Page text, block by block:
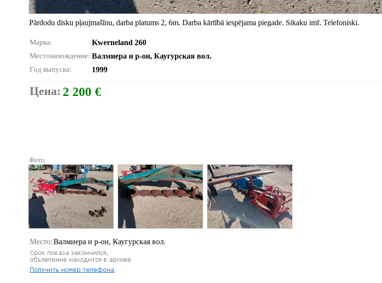
Pārdodu disku pļaujmašīnu, darba platums 2, 6m. Darba kārtībā iespējama piegade. Sikaku imf. Telefoniski.
Марка: Kwerneland 260
Местонахождение: Валмиера и р-он, Каугурская вол.
Год выпуска: 1999
Цена: 2 200 €
Фото:
Место:Валмиера и р-он, Каугурская вол.